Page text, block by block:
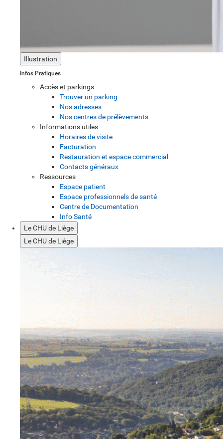
Illustration
Infos Pratiques
Accès et parkings
Trouver un parking
Nos adresses
Nos centres de prélèvements
Informations utiles
Horaires de visite
Facturation
Restauration et espace commercial
Contacts généraux
Ressources
Espace patient
Espace professionnels de santé
Centre de Documentation
Info Santé
Le CHU de Liège
Le CHU de Liège